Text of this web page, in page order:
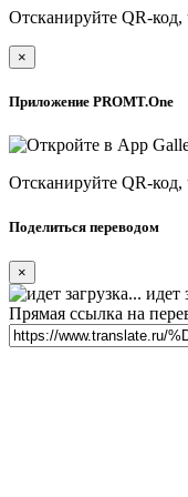
Отсканируйте QR-
×
Приложение PROMT.One
Отсканируйте QR-
Поделиться переводом
×
идет
Прямая ссылка на